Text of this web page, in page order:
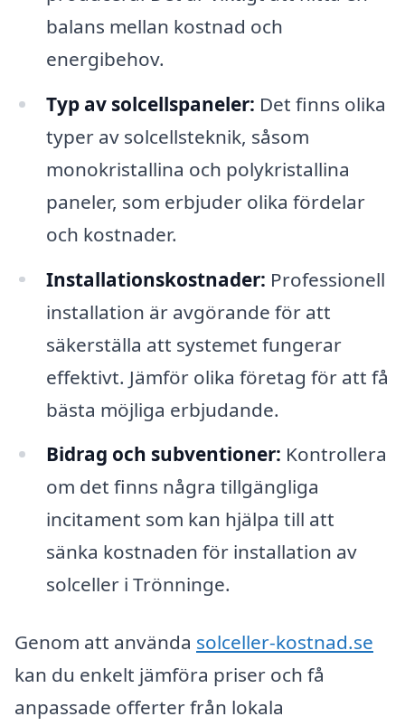
balans mellan kostnad och
energibehov.
Typ av solcellspaneler: Det finns olika
typer av solcellsteknik, såsom
monokristallina och polykristallina
paneler, som erbjuder olika fördelar
och kostnader.
Installationskostnader: Professionell
installation är avgörande för att
säkerställa att systemet fungerar
effektivt. Jämför olika företag för att få
bästa möjliga erbjudande.
Bidrag och subventioner: Kontrollera
om det finns några tillgängliga
incitament som kan hjälpa till att
sänka kostnaden för installation av
solceller i Trönninge.
Genom att använda solceller-kostnad.se
kan du enkelt jämföra priser och få
anpassade offerter från lokala